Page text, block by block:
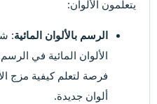
يتعلمون الألوان:
الرسم بالألوان المائية:
الألوان المائية في
فرصة لتعلم كيفية مزج
ألوان جديدة.